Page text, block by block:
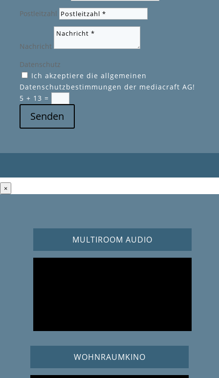
Postleitzahl
Nachricht
Datenschutz
Ich akzeptiere die allgemeinen
Datenschutzbestimmungen der mediacraft AG!
5 + 13 =
Senden
×
MULTIROOM AUDIO
WOHNRAUMKINO